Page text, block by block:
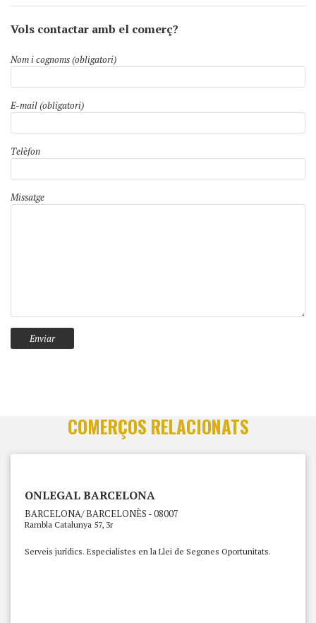
Vols contactar amb el comerç?
Nom i cognoms (obligatori)
E-mail (obligatori)
Telèfon
Missatge
COMERÇOS RELACIONATS
ONLEGAL BARCELONA
BARCELONA/ BARCELONÈS - 08007
Rambla Catalunya 57, 3r
Serveis jurídics. Especialistes en la Llei de Segones Oportunitats.